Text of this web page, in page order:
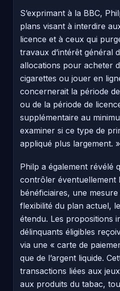
S’exprimant à la BBC,
plans visant à interdire
licence et à ceux qui
travaux d’intérêt général
allocations pour acheter
cigarettes ou jouer en
concernerait la période
ou de la période de
supplémentaire au
examiner si ce type de
appliqué plus largement. »
Philp a également révélé
contrôler éventuellement
bénéficiaires, une
flexibilité du plan actuel,
étendu. Les propositions
délinquants éligibles
via une « carte de
que de l’argent liquide.
transactions liées aux
aux produits du tabac,